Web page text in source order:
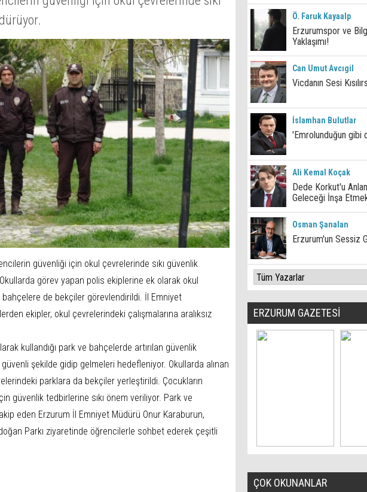
güvenliği için okul çevrelerinde sıkı güvenlik
görev yapan polis ekiplerine ek olarak okul
de bekçiler görevlendirildi. İl Emniyet
ekipler, okul çevrelerindeki çalışmalarına aralıksız
kullandığı park ve bahçelerde artırılan güvenlik
şekilde gidip gelmeleri hedefleniyor. Okullarda alınan
parklara da bekçiler yerleştirildi. Çocukların
güvenlik tedbirlerine sıkı önem veriliyor. Park ve
eden Erzurum İl Emniyet Müdürü Onur Karaburun,
Parkı ziyaretinde öğrencilerle sohbet ederek çeşitli
Ö. Faruk Kayaalp
Erzurumspor ve
Yaklaşımı!
Can Umut Avcıgil
Vicdanın Sesi
İslamhan Bulutlar
'Emrolunduğun gibi
Ali Kemal Koçak
Dede Korkut'u
Geleceği İnşa
Osman Şanalan
Erzurum'un Sessiz
ERZURUM GAZETESİ
ÇOK OKUNANLAR